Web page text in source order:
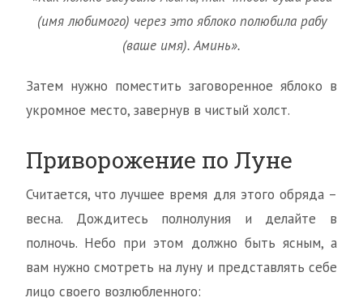
(имя любимого) через это яблоко полюбила рабу
(ваше имя). Аминь».
Затем нужно поместить заговоренное яблоко в
укромное место, завернув в чистый холст.
Приворожение по Луне
Считается, что лучшее время для этого обряда –
весна. Дождитесь полнолуния и делайте в
полночь. Небо при этом должно быть ясным, а
вам нужно смотреть на луну и представлять себе
лицо своего возлюбленного: